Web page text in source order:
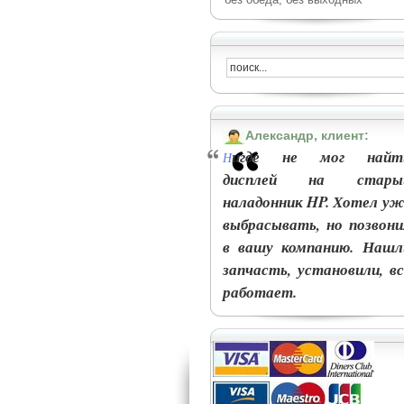
Александр, клиент:
Нигде не мог
дисплей на
наладонник HP. Хотел
выбрасывать, но
в вашу компанию.
запчасть, установили,
работает.